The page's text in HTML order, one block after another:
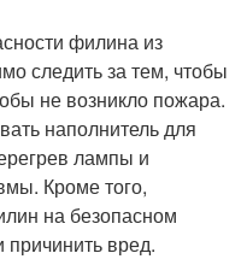
филина из
следить за тем, чтобы
не возникло пожара.
наполнитель для
лампы и
Кроме того,
на безопасном
причинить вред.